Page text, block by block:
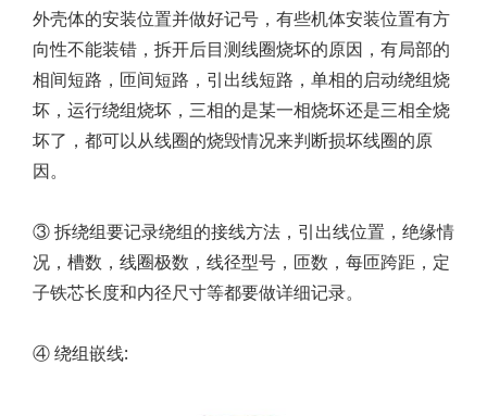
外壳体的安装位置并做好记号，有些机体安装位置有方
向性不能装错，拆开后目测线圈烧坏的原因，有局部的
相间短路，匝间短路，引出线短路，单相的启动绕组烧
坏，运行绕组烧坏，三相的是某一相烧坏还是三相全烧
坏了，都可以从线圈的烧毁情况来判断损坏线圈的原
因。
③ 拆绕组要记录绕组的接线方法，引出线位置，绝缘情
况，槽数，线圈极数，线径型号，匝数，每匝跨距，定
子铁芯长度和内径尺寸等都要做详细记录。
④ 绕组嵌线: